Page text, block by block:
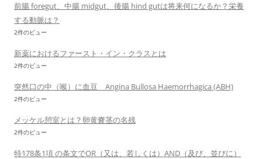
前腸 foregut、中腸 midgut、後腸 hind gutは将来何になるか？栄養
する動脈は？
2件のビュー
新薬におけるファースト・イン・クラスとは
2件のビュー
突然口の中（喉）に血豆 Angina Bullosa Haemorrhagica (ABH)
2件のビュー
メッケル憩室とは？卵黄嚢茎の名残
2件のビュー
特178条1項 の条文でOR（又は、若しくは）AND（及び、並びに）